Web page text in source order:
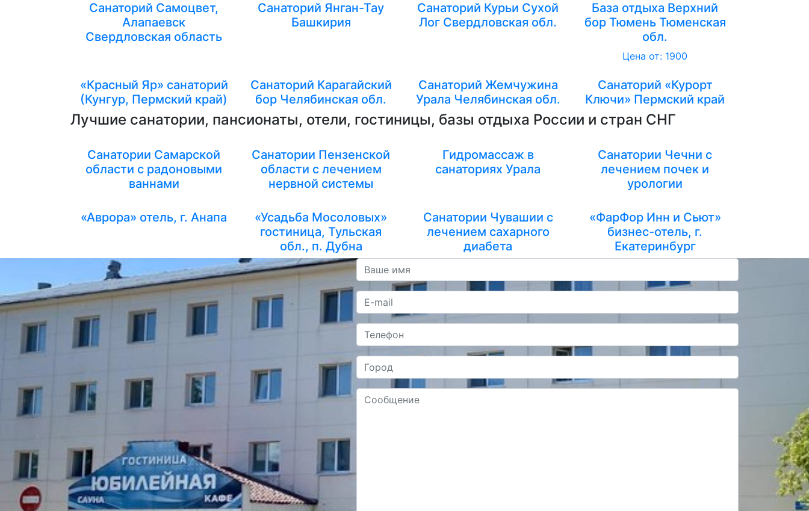
Санаторий Самоцвет,
Алапаевск
Свердловская область
Санаторий Янган-Тау
Башкирия
Санаторий Курьи Сухой
Лог Свердловская обл.
База отдыха Верхний
бор Тюмень Тюменская
обл.
Цена от: 1900
«Красный Яр» санаторий
(Кунгур, Пермский край)
Санаторий Карагайский
бор Челябинская обл.
Санаторий Жемчужина
Урала Челябинская обл.
Санаторий «Курорт
Ключи» Пермский край
Лучшие санатории, пансионаты, отели, гостиницы, базы отдыха России и стран СНГ
Санатории Самарской
области с радоновыми
ваннами
Санатории Пензенской
области с лечением
нервной системы
Гидромассаж в
санаториях Урала
Санатории Чечни с
лечением почек и
урологии
«Аврора» отель, г. Анапа
«Усадьба Мосоловых»
гостиница, Тульская
обл., п. Дубна
Санатории Чувашии с
лечением сахарного
диабета
«ФарФор Инн и Сьют»
бизнес-отель, г.
Екатеринбург